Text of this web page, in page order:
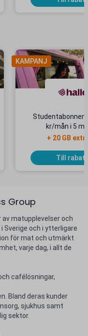
Group
av matupplevelser och
Sverige och i ytterligare
för mat och utmärkt
varje dag, i allt de
cafélösningar,
Bland deras kunder
sjukhus samt
sektor.
KAMPANJ
kr/mån i 5
+ 20 GB
Till